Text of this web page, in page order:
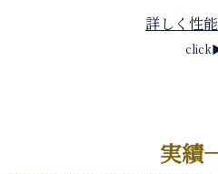
詳しく性
実績